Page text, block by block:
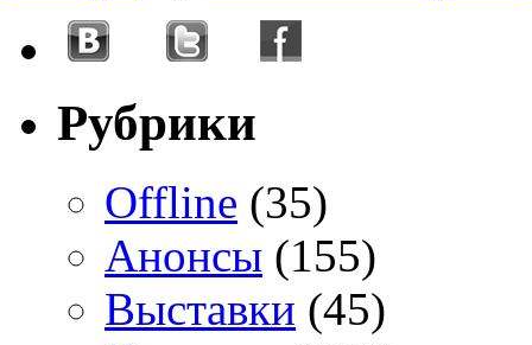
Рубрики
Offline (35)
Анонсы (155)
Выставки (45)